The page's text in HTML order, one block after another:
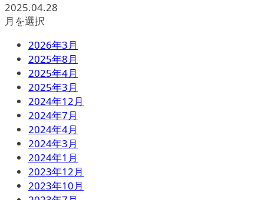
2025.04.28
月を選択
2026年3月
2025年8月
2025年4月
2025年3月
2024年12月
2024年7月
2024年4月
2024年3月
2024年1月
2023年12月
2023年10月